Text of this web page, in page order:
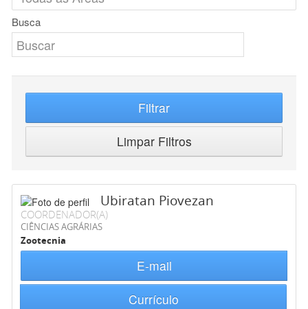
Busca
Filtrar
Limpar Filtros
Ubiratan Piovezan
COORDENADOR(A)
CIÊNCIAS AGRÁRIAS
Zootecnia
E-mail
Currículo